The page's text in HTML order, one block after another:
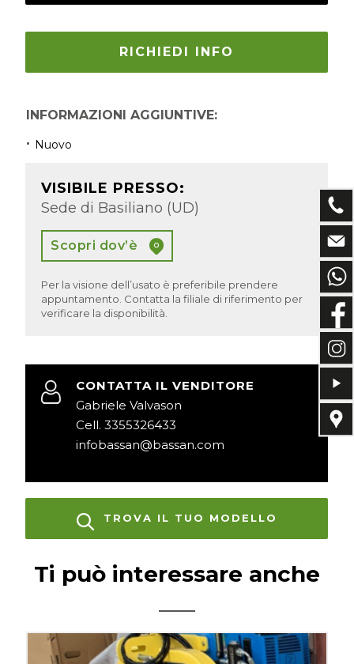
RICHIEDI INFO
INFORMAZIONI AGGIUNTIVE:
Nuovo
VISIBILE PRESSO:
Sede di Basiliano (UD)
Scopri dov’è
Per la visione dell’usato è preferibile prendere
appuntamento. Contatta la filiale di riferimento per
verificare la disponibilità.
CONTATTA IL VENDITORE
Gabriele Valvason
Cell. 3355326433
infobassan@bassan.com
TROVA IL TUO MODELLO
Ti può interessare anche